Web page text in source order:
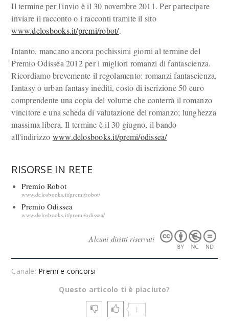
Il termine per l'invio è il 30 novembre 2011. Per partecipare
inviare il racconto o i racconti tramite il sito
www.delosbooks.it/premi/robot/.
Intanto, mancano ancora pochissimi giorni al termine del
Premio Odissea 2012 per i migliori romanzi di fantascienza.
Ricordiamo brevemente il regolamento: romanzi fantascienza,
fantasy o urban fantasy inediti, costo di iscrizione 50 euro
comprendente una copia del volume che conterrà il romanzo
vincitore e una scheda di valutazione del romanzo; lunghezza
massima libera. Il termine è il 30 giugno, il bando
all'indirizzo www.delosbooks.it/premi/odissea/
RISORSE IN RETE
Premio Robot
www.delosbooks.it/premi/robot/
Premio Odissea
www.delosbooks.it/premi/odissea/
Alcuni diritti riservati
Canale: Premi e concorsi
Questo articolo ti è piaciuto?
1